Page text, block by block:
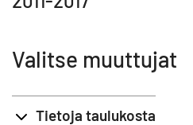
Valitse muuttujat
Tietoja taulukosta